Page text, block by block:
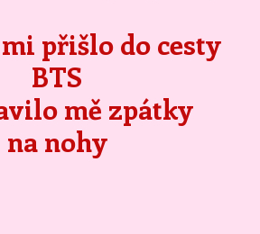
přišlo do cesty
BTS
mě zpátky
na nohy